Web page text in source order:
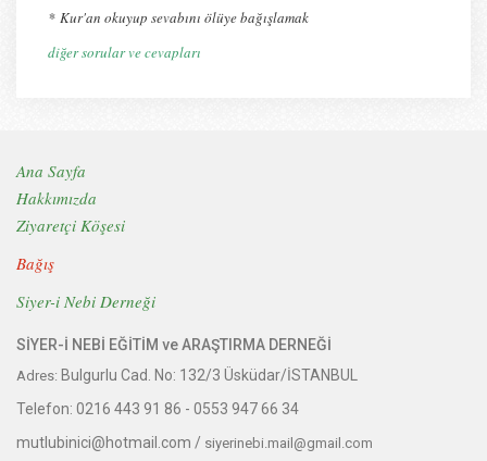
* Kur'an okuyup sevabını ölüye bağışlamak
diğer sorular ve cevapları
Ana Sayfa
Hakkımızda
Ziyaretçi Köşesi
Bağış
Siyer-i Nebi Derneği
SİYER-İ NEBİ EĞİTİM ve ARAŞTIRMA DERNEĞİ
Adres: Bulgurlu Cad. No: 132/3 Üsküdar/İSTANBUL
Telefon: 0216 443 91 86 - 0553 947 66 34
mutlubinici@hotmail.com / siyerinebi.mail@gmail.com